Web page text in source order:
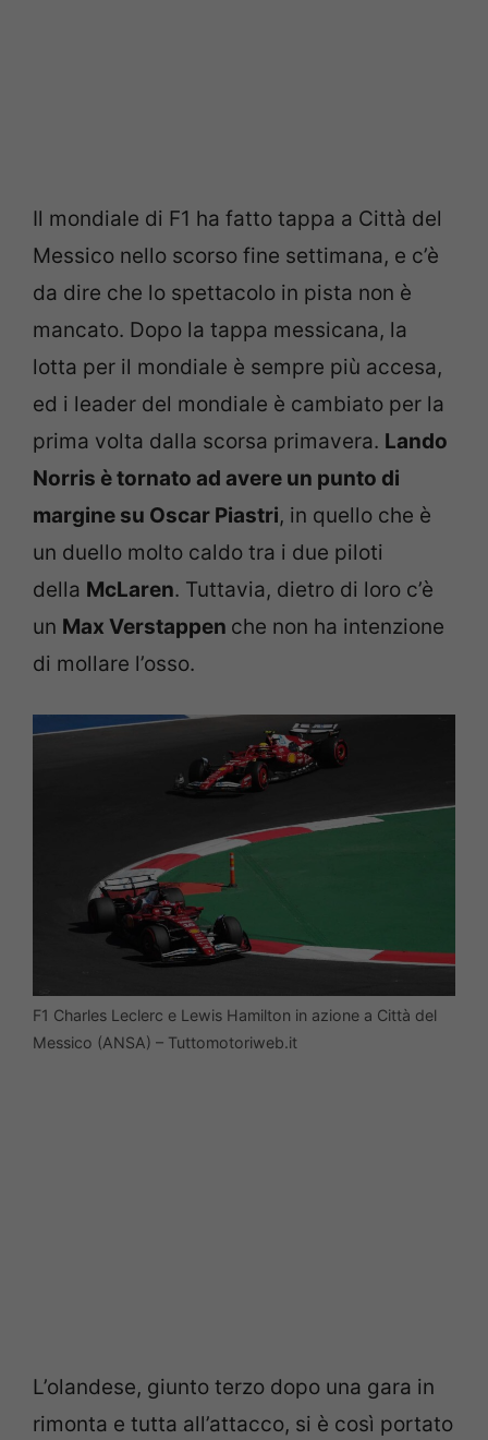
Il mondiale di F1 ha fatto tappa a Città del
Messico nello scorso fine settimana, e c’è
da dire che lo spettacolo in pista non è
mancato. Dopo la tappa messicana, la
lotta per il mondiale è sempre più accesa,
ed i leader del mondiale è cambiato per la
prima volta dalla scorsa primavera. Lando
Norris è tornato ad avere un punto di
margine su Oscar Piastri, in quello che è
un duello molto caldo tra i due piloti
della McLaren. Tuttavia, dietro di loro c’è
un Max Verstappen che non ha intenzione
di mollare l’osso.
F1 Charles Leclerc e Lewis Hamilton in azione a Città del
Messico (ANSA) – Tuttomotoriweb.it
L’olandese, giunto terzo dopo una gara in
rimonta e tutta all’attacco, si è così portato